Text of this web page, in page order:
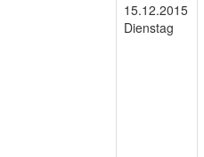
15.12.2015
Dienstag